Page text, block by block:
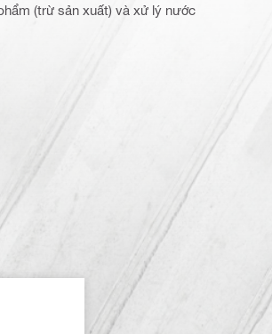
(trừ sản xuất) và xử lý nước